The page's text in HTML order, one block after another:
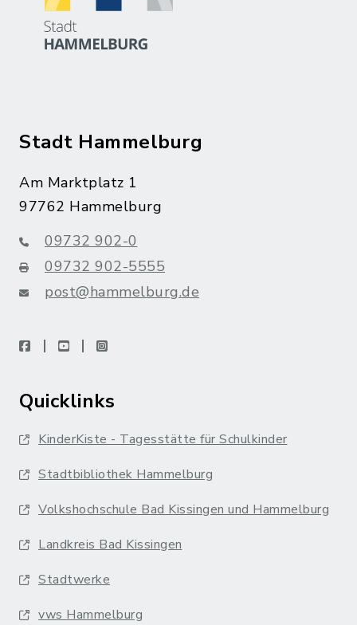
Stadt Hammelburg
Am Marktplatz 1
97762 Hammelburg
09732 902-0
09732 902-5555
post@hammelburg.de
facebookyoutubeinstagram
Quicklinks
KinderKiste - Tagesstätte für Schulkinder
Stadtbibliothek Hammelburg
Volkshochschule Bad Kissingen und Hammelburg
Landkreis Bad Kissingen
Stadtwerke
vws Hammelburg